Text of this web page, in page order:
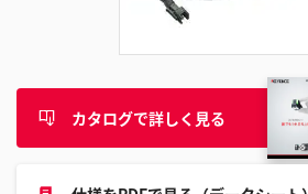
カタログで詳しく見る